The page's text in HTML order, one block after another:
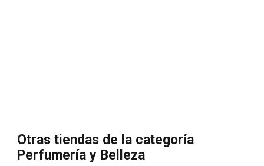
Otras tiendas de la categoría
Perfumería y Belleza